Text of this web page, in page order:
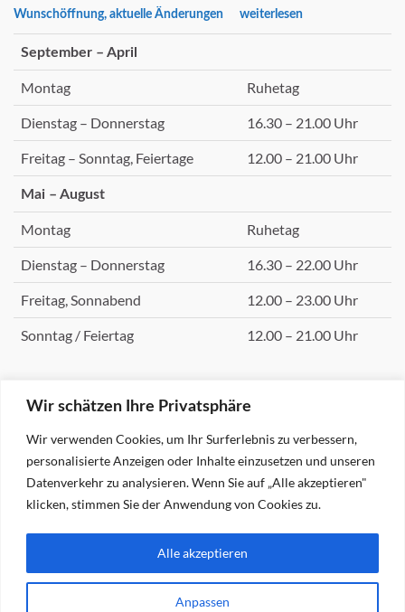
Wir schätzen Ihre Privatsphäre
Wir verwenden Cookies, um Ihr Surferlebnis zu verbessern,
personalisierte Anzeigen oder Inhalte einzusetzen und unseren
Datenverkehr zu analysieren. Wenn Sie auf „Alle akzeptieren"
klicken, stimmen Sie der Anwendung von Cookies zu.
Anpassen
Alle akzeptieren
Wunschöffnung, aktuelle Änderungen weiterlesen
September – April
Montag Ruhetag
Dienstag – Donnerstag 16.30 – 21.00 Uhr
Freitag – Sonntag, Feiertage 12.00 – 21.00 Uhr
Mai – August
Montag Ruhetag
Dienstag – Donnerstag 16.30 – 22.00 Uhr
Freitag, Sonnabend 12.00 – 23.00 Uhr
Sonntag / Feiertag 12.00 – 21.00 Uhr
Restaurant
39539 Havelberg
mobil 0171 170 43 19